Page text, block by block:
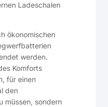
Ladeschalen
ökonomischen
werden.
Komforts
für einen
den
müssen, sondern